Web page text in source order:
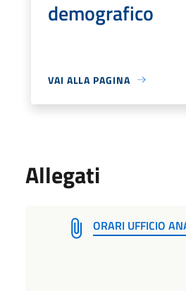
demografico
VAI ALLA PAGINA
Allegati
ORARI UFFICIO